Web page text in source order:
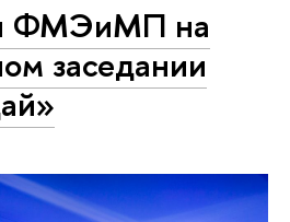
ФМЭиМП на
заседании